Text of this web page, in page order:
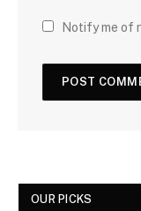
Notify me of
OUR PICKS